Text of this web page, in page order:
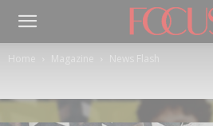
Home Magazine News Flash